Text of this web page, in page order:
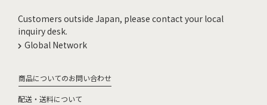
Customers outside Japan, please contact your local
inquiry desk.
Global Network
商品についてのお問い合わせ
配送・送料について